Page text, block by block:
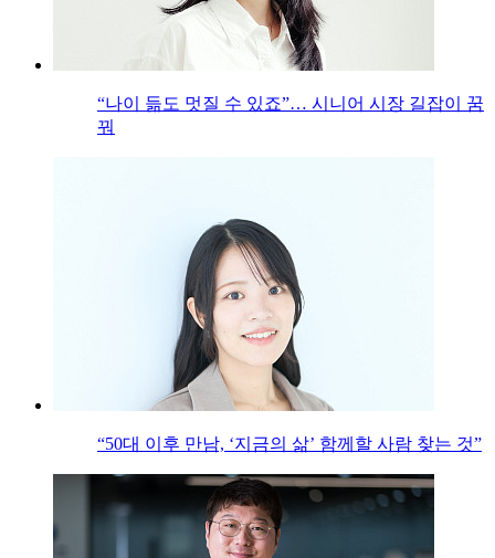
“나이 듦도 멋질 수 있죠”… 시니어 시장 길잡이 꿈
꿔
“50대 이후 만남, ‘지금의 삶’ 함께할 사람 찾는 것”